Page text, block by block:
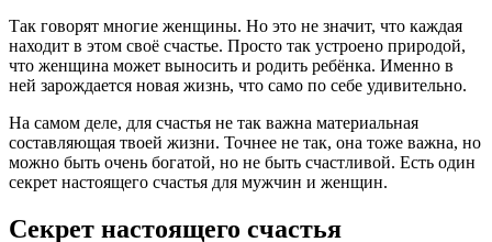
Так говорят многие женщины. Но это не значит, что каждая
находит в этом своё счастье. Просто так устроено природой,
что женщина может выносить и родить ребёнка. Именно в
ней зарождается новая жизнь, что само по себе удивительно.
На самом деле, для счастья не так важна материальная
составляющая твоей жизни. Точнее не так, она тоже важна, но
можно быть очень богатой, но не быть счастливой. Есть один
секрет настоящего счастья для мужчин и женщин.
Секрет настоящего счастья